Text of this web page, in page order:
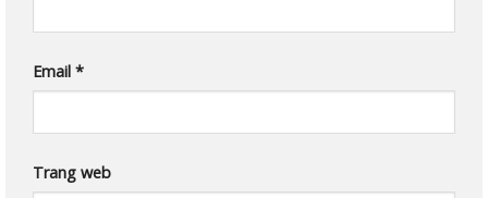
Email *
Trang web